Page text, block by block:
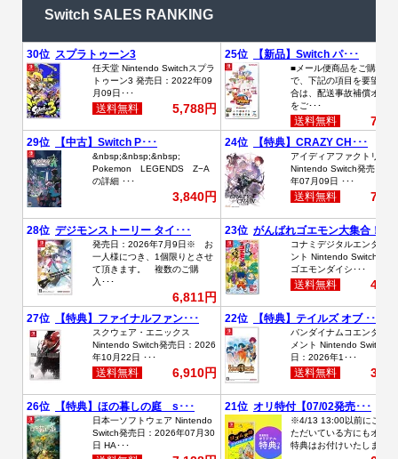
Switch SALES RANKING